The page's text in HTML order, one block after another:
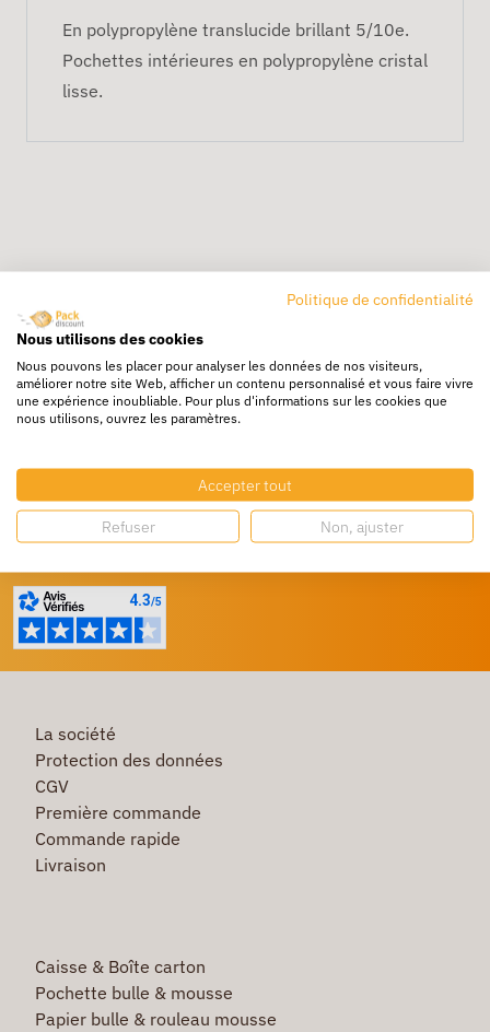
En polypropylène translucide brillant 5/10e.
Pochettes intérieures en polypropylène cristal
lisse.
Livraison rapide
24/72h partout en europe
Livraison gratuite
Dès 250€ HT d’achat
Profitez de prix bas toute l’année
Besoin d'aide ?
La société
Protection des données
CGV
Première commande
Commande rapide
Livraison
Caisse & Boîte carton
Pochette bulle & mousse
Papier bulle & rouleau mousse
Politique de confidentialité
Nous utilisons des cookies
Nous pouvons les placer pour analyser les données de nos visiteurs,
améliorer notre site Web, afficher un contenu personnalisé et vous faire vivre
une expérience inoubliable. Pour plus d'informations sur les cookies que
nous utilisons, ouvrez les paramètres.
Accepter tout
Refuser Non, ajuster